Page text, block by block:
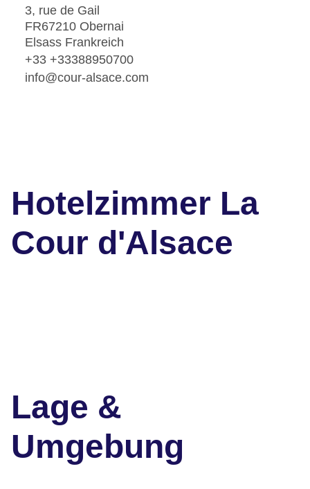
3, rue de Gail
FR67210 Obernai
Elsass Frankreich
+33 +33388950700
info@cour-alsace.com
Hotelzimmer La
Cour d'Alsace
Lage &
Umgebung